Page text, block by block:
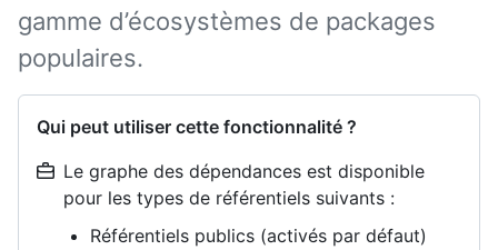
gamme d’écosystèmes de packages
populaires.
Qui peut utiliser cette fonctionnalité ?
Le graphe des dépendances est disponible
pour les types de référentiels suivants :
Référentiels publics (activés par défaut)